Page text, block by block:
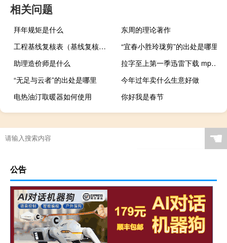
相关问题
拜年规矩是什么
东周的理论著作
工程基线复核表（基线复核图怎么画）
“宜春小胜玲珑剪”的出处是哪里
助理造价师是什么
拉字至上第一季迅雷下载 mp4（拉字至上第一季无删减迅雷下载）
“无足与云者”的出处是哪里
今年过年卖什么生意好做
电热油汀取暖器如何使用
你好我是春节
☚
公告